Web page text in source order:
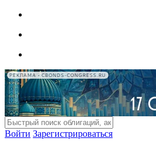
РЕКЛАМА • CBONDS-CONGRESS.RU
Войти Зарегистрироваться